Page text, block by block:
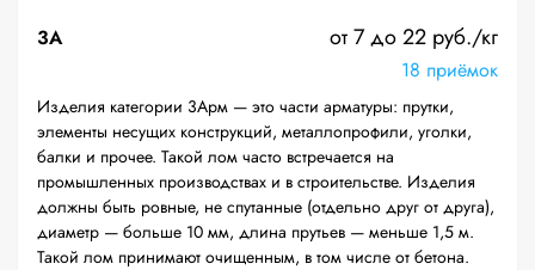
3А от 7 до 22 руб./кг
18 приёмок
Изделия категории 3Арм — это части арматуры: прутки,
элементы несущих конструкций, металлопрофили, уголки,
балки и прочее. Такой лом часто встречается на
промышленных производствах и в строительстве. Изделия
должны быть ровные, не спутанные (отдельно друг от друга),
диаметр — больше 10 мм, длина прутьев — меньше 1,5 м.
Такой лом принимают очищенным, в том числе от бетона.